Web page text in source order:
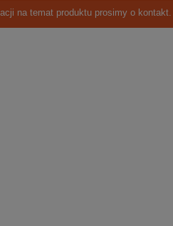
na temat produktu prosimy o kontakt.